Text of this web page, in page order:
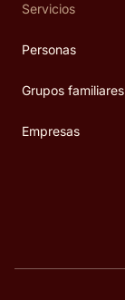
Servicios
Personas
Grupos familiares
Empresas